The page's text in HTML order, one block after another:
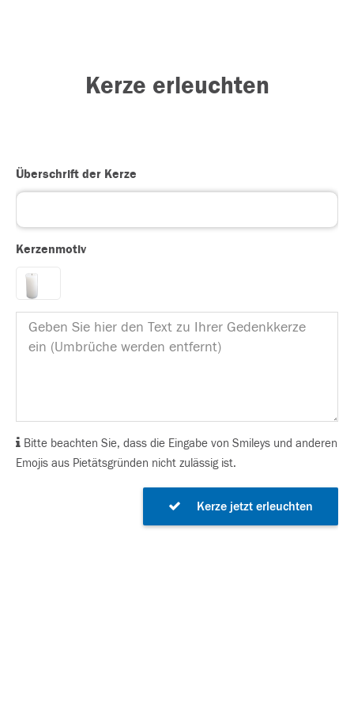
Kerze erleuchten
Überschrift der Kerze
Kerzenmotiv
Bitte beachten Sie, dass die Eingabe von Smileys und anderen
Emojis aus Pietätsgründen nicht zulässig ist.
Kerze jetzt erleuchten